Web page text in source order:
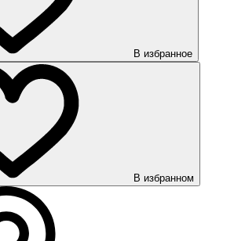
В избранное
В избранном